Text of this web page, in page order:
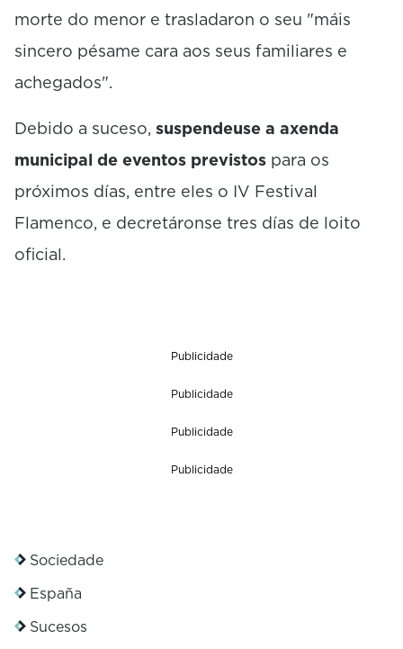
morte do menor e trasladaron o seu "máis
sincero pésame cara aos seus familiares e
achegados".
Debido a suceso, suspendeuse a axenda
municipal de eventos previstos para os
próximos días, entre eles o IV Festival
Flamenco, e decretáronse tres días de loito
oficial.
Publicidade
Publicidade
Publicidade
Publicidade
Sociedade
España
Sucesos